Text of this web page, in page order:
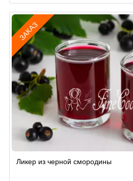
ЗАКАЗ
поЛикер из черной смородины